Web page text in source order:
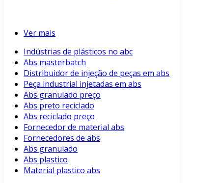
Ver mais
Indústrias de plásticos no abc
Abs masterbatch
Distribuidor de injeção de peças em abs
Peça industrial injetadas em abs
Abs granulado preço
Abs preto reciclado
Abs reciclado preço
Fornecedor de material abs
Fornecedores de abs
Abs granulado
Abs plastico
Material plastico abs